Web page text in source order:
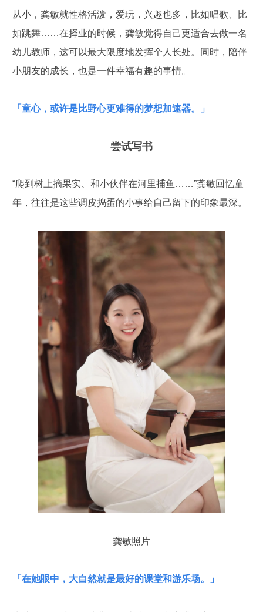
从小，龚敏就性格活泼，爱玩，兴趣也多，比如唱歌、比
如跳舞……在择业的时候，龚敏觉得自己更适合去做一名
幼儿教师，这可以最大限度地发挥个人长处。同时，陪伴
小朋友的成长，也是一件幸福有趣的事情。
「童心，或许是比野心更难得的梦想加速器。」
尝试写书
“爬到树上摘果实、和小伙伴在河里捕鱼……”龚敏回忆童
年，往往是这些调皮捣蛋的小事给自己留下的印象最深。
龚敏照片
「 在她眼中，大自然就是最好的课堂和游乐场。 」